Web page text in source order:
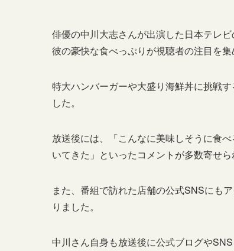
俳優の中川大志さんが出演した日本テレ
彼の豪快な食べっぷりが視聴者の注目を集
特大ハンバーガーや大盛り海鮮丼に挑戦
した。
放送後には、「こんなに美味しそうに食
いてきた」といったコメントが多数寄せら
また、番組で訪れた店舗の公式SNSにも
りました。
中川さん自身も放送後に公式ブログや